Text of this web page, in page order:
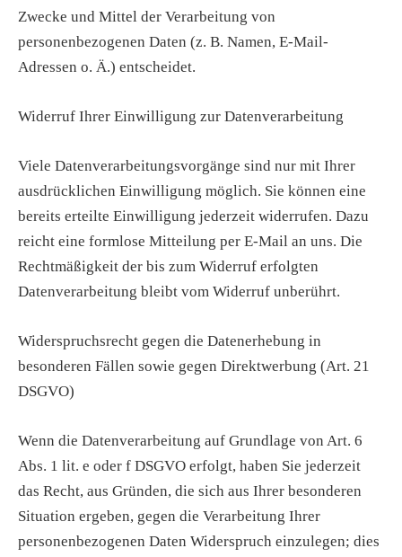
Zwecke und Mittel der Verarbeitung von
personenbezogenen Daten (z. B. Namen, E-Mail-
Adressen o. Ä.) entscheidet.
Widerruf Ihrer Einwilligung zur Datenverarbeitung
Viele Datenverarbeitungsvorgänge sind nur mit Ihrer
ausdrücklichen Einwilligung möglich. Sie können eine
bereits erteilte Einwilligung jederzeit widerrufen. Dazu
reicht eine formlose Mitteilung per E-Mail an uns. Die
Rechtmäßigkeit der bis zum Widerruf erfolgten
Datenverarbeitung bleibt vom Widerruf unberührt.
Widerspruchsrecht gegen die Datenerhebung in
besonderen Fällen sowie gegen Direktwerbung (Art. 21
DSGVO)
Wenn die Datenverarbeitung auf Grundlage von Art. 6
Abs. 1 lit. e oder f DSGVO erfolgt, haben Sie jederzeit
das Recht, aus Gründen, die sich aus Ihrer besonderen
Situation ergeben, gegen die Verarbeitung Ihrer
personenbezogenen Daten Widerspruch einzulegen; dies